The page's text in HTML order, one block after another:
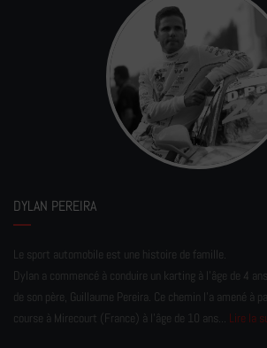
DYLAN PEREIRA
Le sport automobile est une histoire de famille.
Dylan a commencé à conduire un karting à l’âge de 4
de son père, Guillaume Pereira. Ce chemin l'a amené à
course à Mirecourt (France) à l'âge de 10 ans... Lire la